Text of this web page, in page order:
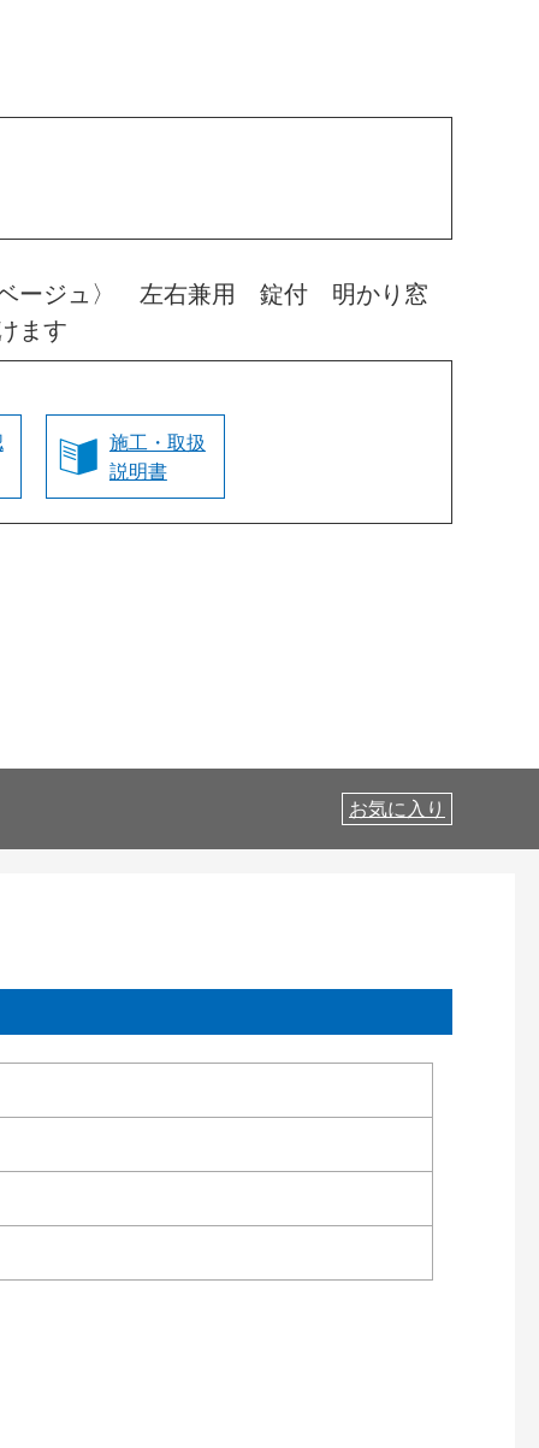
ージュ〉 左右兼用 錠付 明かり窓
ます
施工・取扱
説明書
お気に入り